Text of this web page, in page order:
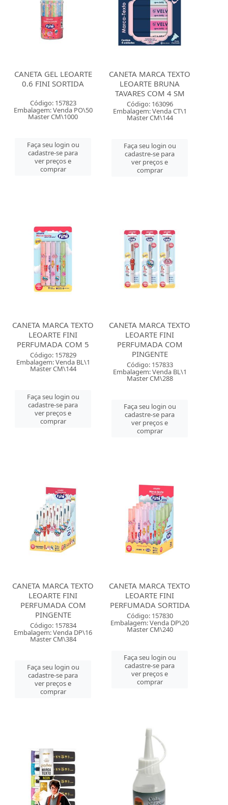
CANETA GEL LEOARTE
0.6 FINI SORTIDA
Código: 157823
Embalagem: Venda PO\50
Master CM\1000
Faça seu login ou
cadastre-se para
ver preços e
comprar
CANETA MARCA TEXTO
LEOARTE BRUNA
TAVARES COM 4 SM
Código: 163096
Embalagem: Venda CT\1
Master CM\144
Faça seu login ou
cadastre-se para
ver preços e
comprar
CANETA MARCA TEXTO
LEOARTE FINI
PERFUMADA COM 5
Código: 157829
Embalagem: Venda BL\1
Master CM\144
Faça seu login ou
cadastre-se para
ver preços e
comprar
CANETA MARCA TEXTO
LEOARTE FINI
PERFUMADA COM
PINGENTE
Código: 157833
Embalagem: Venda BL\1
Master CM\288
Faça seu login ou
cadastre-se para
ver preços e
comprar
CANETA MARCA TEXTO
LEOARTE FINI
PERFUMADA COM
PINGENTE
Código: 157834
Embalagem: Venda DP\16
Master CM\384
Faça seu login ou
cadastre-se para
ver preços e
comprar
CANETA MARCA TEXTO
LEOARTE FINI
PERFUMADA SORTIDA
Código: 157830
Embalagem: Venda DP\20
Master CM\240
Faça seu login ou
cadastre-se para
ver preços e
comprar